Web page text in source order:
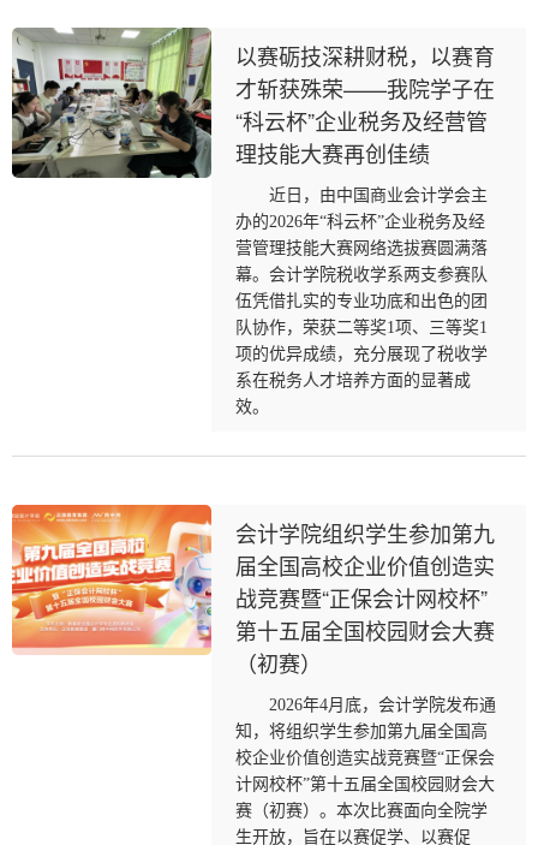
以赛砺技深耕财税，以赛育
才斩获殊荣——我院学子在
“科云杯”企业税务及经营管
理技能大赛再创佳绩
近日，由中国商业会计学会主
办的2026年“科云杯”企业税务及经
营管理技能大赛网络选拔赛圆满落
幕。会计学院税收学系两支参赛队
伍凭借扎实的专业功底和出色的团
队协作，荣获二等奖1项、三等奖1
项的优异成绩，充分展现了税收学
系在税务人才培养方面的显著成
效。
会计学院组织学生参加第九
届全国高校企业价值创造实
战竞赛暨“正保会计网校杯”
第十五届全国校园财会大赛
（初赛）
2026年4月底，会计学院发布通
知，将组织学生参加第九届全国高
校企业价值创造实战竞赛暨“正保会
计网校杯”第十五届全国校园财会大
赛（初赛）。本次比赛面向全院学
生开放，旨在以赛促学、以赛促